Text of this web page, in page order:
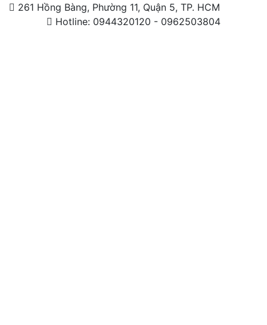
261 Hồng Bàng, Phường 11, Quận 5, TP. HCM
Hotline: 0944320120 - 0962503804